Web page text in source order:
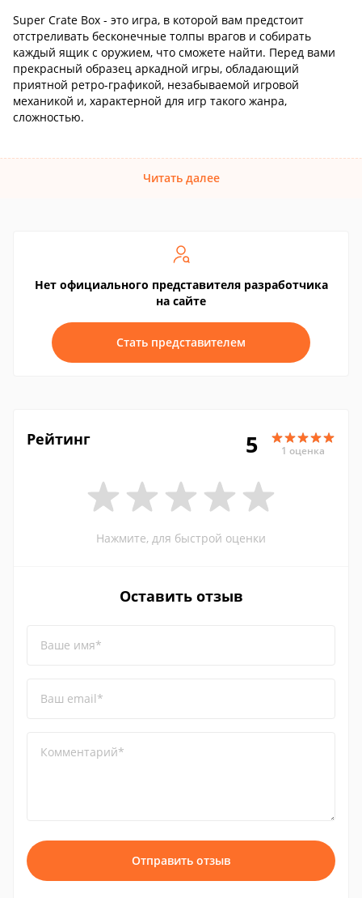
Super Crate Box - это игра, в которой вам предстоит
отстреливать бесконечные толпы врагов и собирать
каждый ящик с оружием, что сможете найти. Перед вами
прекрасный образец аркадной игры, обладающий
приятной ретро-графикой, незабываемой игровой
механикой и, характерной для игр такого жанра,
сложностью.
Читать далее
Нет официального представителя разработчика
на сайте
Стать представителем
Рейтинг 5 1 оценка
Нажмите, для быстрой оценки
Оставить отзыв
Ваше имя*
Ваш email*
Комментарий*
Отправить отзыв